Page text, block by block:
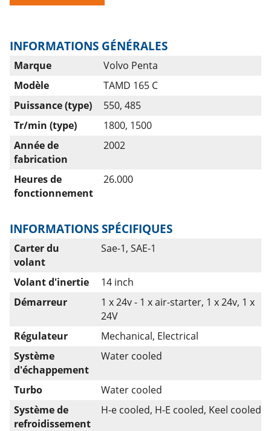
INFORMATIONS GÉNÉRALES
Marque
Volvo Penta
Modèle
TAMD 165 C
Puissance (type)
550, 485
Tr/min (type)
1800, 1500
Année de
fabrication
2002
Heures de
fonctionnement
26.000
INFORMATIONS SPÉCIFIQUES
Carter du
volant
Sae-1, SAE-1
Volant d'inertie
14 inch
Démarreur
1 x 24v - 1 x air-starter, 1 x 24v, 1 x
24V
Régulateur
Mechanical, Electrical
Système
d'échappement
Water cooled
Turbo
Water cooled
Système de
refroidissement
H-e cooled, H-E cooled, Keel cooled